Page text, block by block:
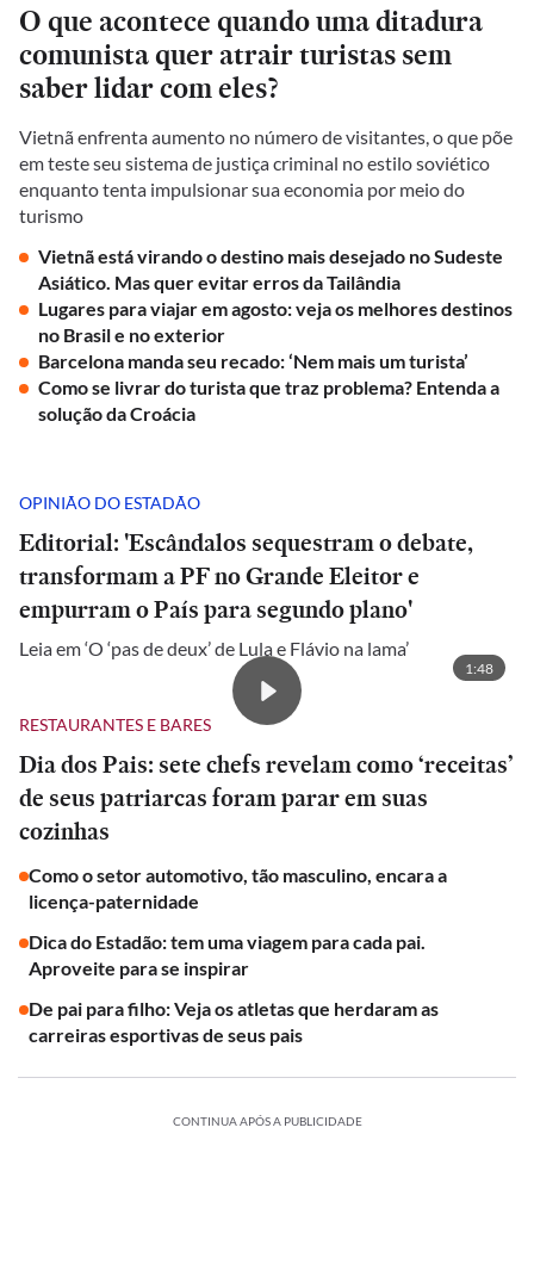
O que acontece quando uma ditadura
comunista quer atrair turistas sem
saber lidar com eles?
Vietnã enfrenta aumento no número de visitantes, o que põe
em teste seu sistema de justiça criminal no estilo soviético
enquanto tenta impulsionar sua economia por meio do
turismo
Vietnã está virando o destino mais desejado no Sudeste
Asiático. Mas quer evitar erros da Tailândia
Lugares para viajar em agosto: veja os melhores destinos
no Brasil e no exterior
Barcelona manda seu recado: ‘Nem mais um turista’
Como se livrar do turista que traz problema? Entenda a
solução da Croácia
OPINIÃO DO ESTADÃO
Editorial: 'Escândalos sequestram o debate,
transformam a PF no Grande Eleitor e
empurram o País para segundo plano'
Leia em ‘O ‘pas de deux’ de Lula e Flávio na lama’
1:48
RESTAURANTES E BARES
Dia dos Pais: sete chefs revelam como ‘receitas’
de seus patriarcas foram parar em suas
cozinhas
Como o setor automotivo, tão masculino, encara a
licença-paternidade
Dica do Estadão: tem uma viagem para cada pai.
Aproveite para se inspirar
De pai para filho: Veja os atletas que herdaram as
carreiras esportivas de seus pais
CONTINUA APÓS A PUBLICIDADE